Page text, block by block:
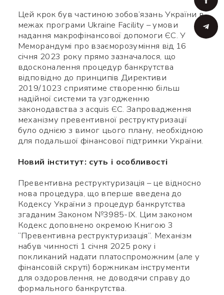
Цей крок був частиною зобов’язань України в
межах програми Ukraine Facility – умови
надання макрофінансової допомоги ЄС. У
Меморандумі про взаєморозуміння від 16
січня 2023 року прямо зазначалося, що
вдосконалення процедур банкрутства
відповідно до принципів Директиви
2019/1023 сприятиме створенню більш
надійної системи та узгодженню
законодавства з acquis ЄС. Запровадження
механізму превентивної реструктуризації
було однією з вимог цього плану, необхідною
для подальшої фінансової підтримки України.
Новий інститут: суть і особливості
Превентивна реструктуризація – це відносно
нова процедура, що вперше введена до
Кодексу України з процедур банкрутства
згаданим Законом №3985-IX. Цим законом
Кодекс доповнено окремою Книгою 3
“Превентивна реструктуризація”. Механізм
набув чинності 1 січня 2025 року і
покликаний надати платоспроможним (але у
фінансовій скруті) боржникам інструменти
для оздоровлення, не доводячи справу до
формального банкрутства.